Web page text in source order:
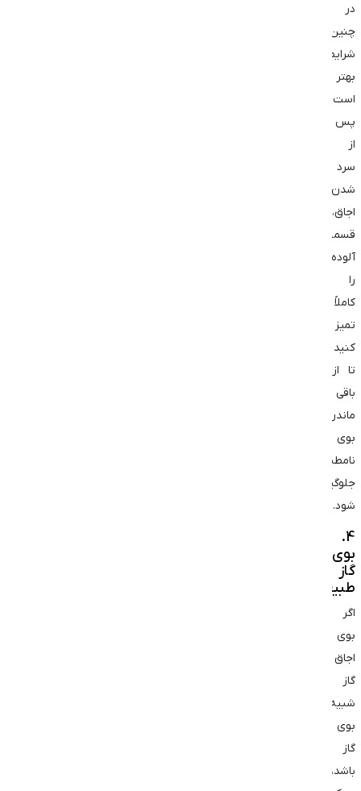
در
چنین
شرایطی
بهتر
است
پس
از
سرد
شدن
اجاق،
قسمت‌های
آلوده
را
کاملاً
تمیز
کنید
تا از
باقی
ماندن
بوی
نامطبوع
جلوگیری
شود.
4.
بوی
گاز
طبیعی
اگر
بوی
اجاق
گاز
شبیه
بوی
گاز
باشد،